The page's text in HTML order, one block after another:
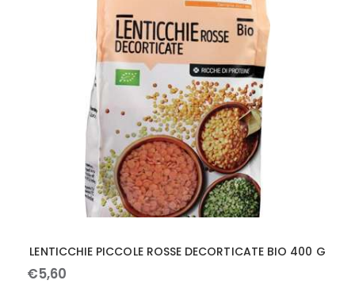
LENTICCHIE PICCOLE ROSSE DECORTICATE BIO 400 G
€5,60